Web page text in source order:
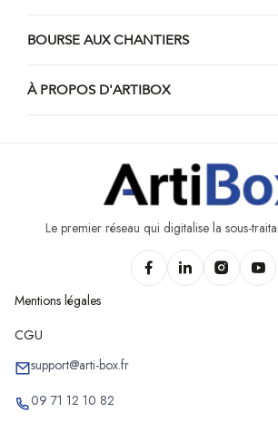
BOURSE AUX CHANTIERS
À PROPOS D'ARTIBOX
Le premier réseau qui digitalise la sous-
Mentions légales
CGU
support@arti-box.fr
09 71 12 10 82